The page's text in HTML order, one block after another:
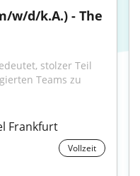
w/d/k.A.) - The
stolzer Teil
Teams zu
Frankfurt
Vollzeit